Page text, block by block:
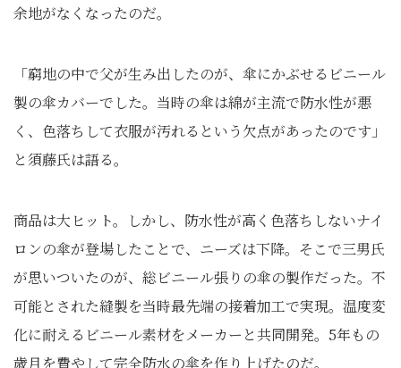
余地がなくなったのだ。
「窮地の中で父が生み出したのが、傘にかぶせるビニール
製の傘カバーでした。当時の傘は綿が主流で防水性が悪
く、色落ちして衣服が汚れるという欠点があったのです」
と須藤氏は語る。
商品は大ヒット。しかし、防水性が高く色落ちしないナイ
ロンの傘が登場したことで、ニーズは下降。そこで三男氏
が思いついたのが、総ビニール張りの傘の製作だった。不
可能とされた縫製を当時最先端の接着加工で実現。温度変
化に耐えるビニール素材をメーカーと共同開発。5年もの
歳月を費やして完全防水の傘を作り上げたのだ。